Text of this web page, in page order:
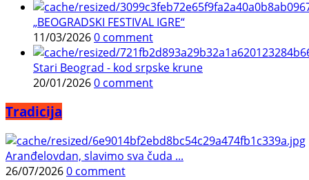
„BEOGRADSKI FESTIVAL IGRE“
11/03/20260 comment
Stari Beograd - kod srpske krune
20/01/20260 comment
Tradicija
Aranđelovdan, slavimo sva čuda ...
26/07/20260 comment